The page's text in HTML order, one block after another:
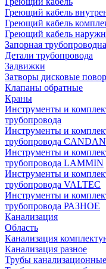
Греющий кабель
Греющий кабель
Греющий кабель
Запорная
Детали трубопровода
Задвижки
Затворы дисковые
Клапаны обратные
Краны
Инструменты и
трубопровода
Инструменты и
трубопровода CANDAN
Инструменты и
трубопровода LAMMIN
Инструменты и
трубопровода VALTEC
Инструменты и
трубопровода РАЗНОЕ
Канализация
Область
Канализация
Канализация разное
Трубы